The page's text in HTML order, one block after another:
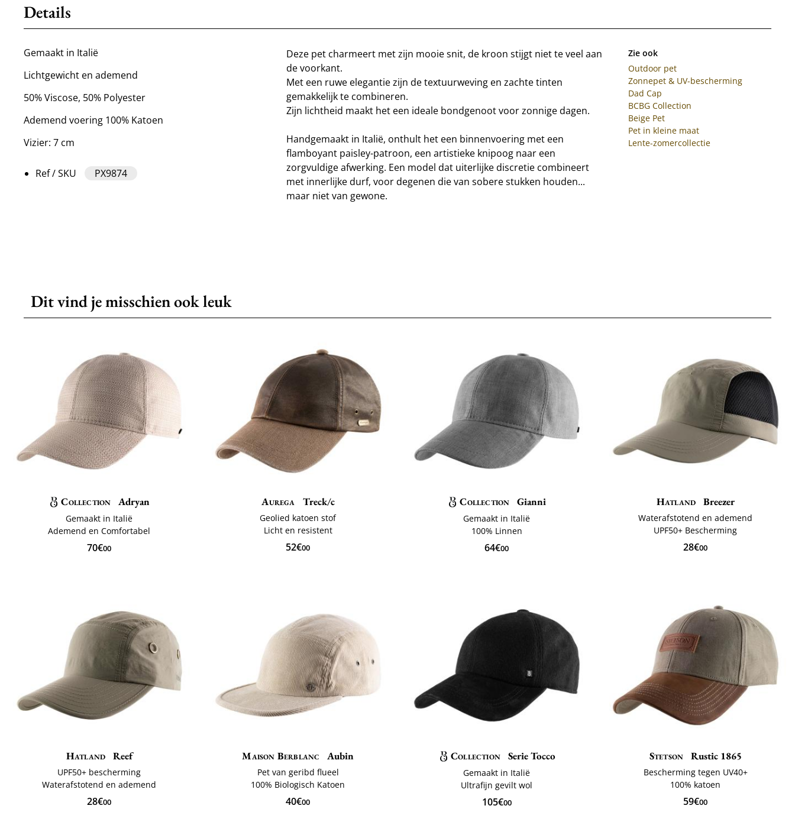
Details
Gemaakt in Italië
Lichtgewicht en ademend
50% Viscose, 50% Polyester
Ademend voering 100% Katoen
Vizier: 7 cm
Ref / SKU PX9874
Deze pet charmeert met zijn mooie snit, de kroon stijgt niet te veel aan
de voorkant.
Met een ruwe elegantie zijn de textuurweving en zachte tinten
gemakkelijk te combineren.
Zijn lichtheid maakt het een ideale bondgenoot voor zonnige dagen.
Handgemaakt in Italië, onthult het een binnenvoering met een
flamboyant paisley-patroon, een artistieke knipoog naar een
zorgvuldige afwerking. Een model dat uiterlijke discretie combineert
met innerlijke durf, voor degenen die van sobere stukken houden...
maar niet van gewone.
Zie ook
Outdoor pet
Zonnepet & UV-bescherming
Dad Cap
BCBG Collection
Beige Pet
Pet in kleine maat
Lente-zomercollectie
Dit vind je misschien ook leuk
Collection Adryan
Gemaakt in Italië
Ademend en Comfortabel
70€00
Aurega Treck/c
Geolied katoen stof
Licht en resistent
52€00
Collection Gianni
Gemaakt in Italië
100% Linnen
64€00
Hatland Breezer
Waterafstotend en ademend
UPF50+ Bescherming
28€00
Hatland Reef
UPF50+ bescherming
Waterafstotend en ademend
28€00
Maison Berblanc Aubin
Pet van geribd flueel
100% Biologisch Katoen
40€00
Collection Serie Tocco
Gemaakt in Italië
Ultrafijn gevilt wol
105€00
Stetson Rustic 1865
Bescherming tegen UV40+
100% katoen
59€00